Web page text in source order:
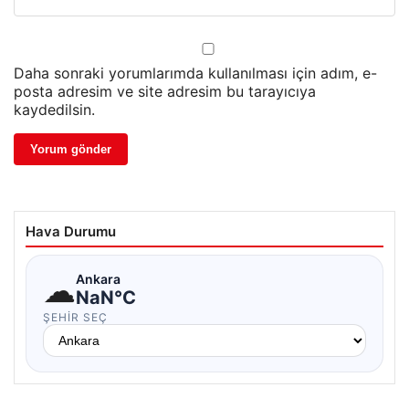
Daha sonraki yorumlarımda kullanılması için adım, e-
posta adresim ve site adresim bu tarayıcıya
kaydedilsin.
Hava Durumu
☁Ankara
NaN°C
ŞEHIR SEÇ